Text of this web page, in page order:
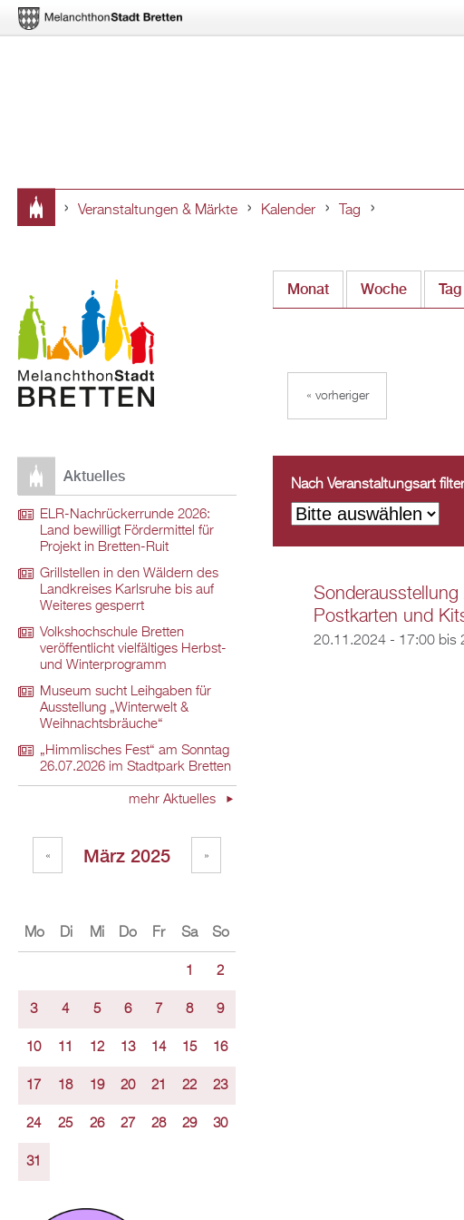
hier
Veranstaltungen & Märkte Kalender Tag
Monat Woche Tag
« vorheriger
Nach Veranstaltungsart
Postkarten und
20.11.2024 - 17:00bis
Aktuelles
ELR-Nachrückerrunde 2026:
Land bewilligt Fördermittel für
Projekt in Bretten-Ruit
Grillstellen in den Wäldern des
Landkreises Karlsruhe bis auf
Weiteres gesperrt
Volkshochschule Bretten
veröffentlicht vielfältiges Herbst-
und Winterprogramm
Museum sucht Leihgaben für
Ausstellung „Winterwelt &
Weihnachtsbräuche“
„Himmlisches Fest“ am Sonntag
26.07.2026 im Stadtpark Bretten
mehr Aktuelles
März 2025
« »
Mo Di Mi Do Fr Sa So
1 2
3 4 5 6 7 8 9
10 11 12 13 14 15 16
17 18 19 20 21 22 23
24 25 26 27 28 29 30
31